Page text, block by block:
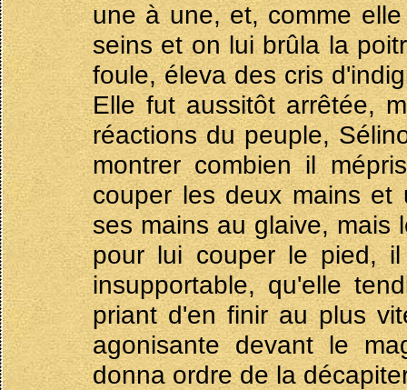
une à une, et, comme
seins et on lui brûla la
foule, éleva des cris
Elle fut aussitôt arrêtée,
réactions du peuple,
montrer combien il
couper les deux mains
ses mains au glaive, mais
pour lui couper le pied,
insupportable, qu'elle
priant d'en finir au plus
agonisante devant le
donna ordre de la